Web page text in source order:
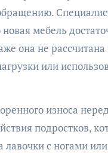
мебель
она не рассчитана
или
износа
подростков,
лавочки с ногами